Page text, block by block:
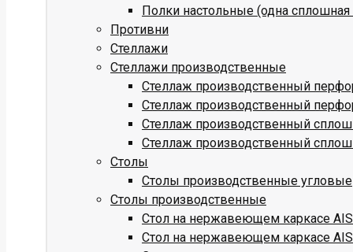
Полки настольные (одна сплошная
Противни
Стеллажи
Стеллажи производственные
Стеллаж производственный
Стеллаж производственный
Стеллаж производственный
Стеллаж производственный
Столы
Столы производственные угловые
Столы производственные
Стол на нержавеющем каркасе
Стол на нержавеющем каркасе